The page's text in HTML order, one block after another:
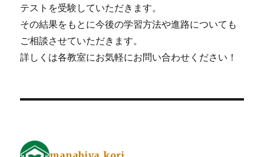
テストを受験していただきます。
その結果をもとに今後の学習方法や進路についても
ご相談させていただきます。
詳しくは各教室にお気軽にお問い合わせください！